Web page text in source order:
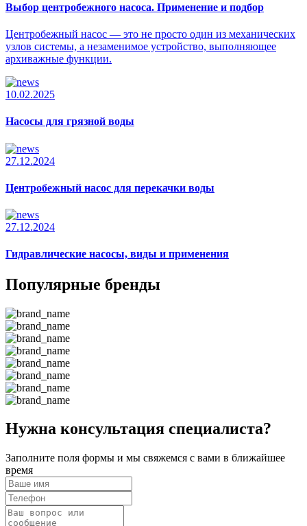
Выбор центробежного насоса. Применение и подбор
Центробежный насос — это не просто один из механических
узлов системы, а незаменимое устройство, выполняющее
архиважные функции.
10.02.2025
Насосы для грязной воды
27.12.2024
Центробежный насос для перекачки воды
27.12.2024
Гидравлические насосы, виды и применения
Популярные бренды
Нужна консультация специалиста?
Заполните поля формы и мы свяжемся с вами в ближайшее
время